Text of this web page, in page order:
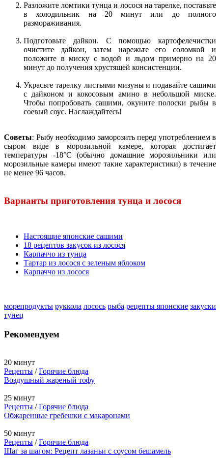
Разложите ломтики тунца и лосося на тарелке, поставьте
в холодильник на 20 минут или до полного
размораживания.
Подготовьте дайкон. С помощью картофелечистки
очистите дайкон, затем нарежьте его соломкой и
положите в миску с водой и льдом примерно на 20
минут до получения хрустящей консистенции.
Украсьте тарелку листьями мизуны и подавайте сашими
с дайконом и кокосовым амино в небольшой миске.
Чтобы попробовать сашими, окуните полоски рыбы в
соевый соус. Наслаждайтесь!
Советы: Рыбу необходимо заморозить перед употреблением в
сыром виде в морозильной камере, которая достигает
температуры -18°C (обычно домашние морозильники или
морозильные камеры имеют такие характеристики) в течение
не менее 96 часов.
Варианты приготовления тунца и лосося
Настоящие японские сашими
18 рецептов закусок из лосося
Карпаччо из тунца
Тартар из лосося с зеленым яблоком
Карпаччо из лосося
морепродукты руккола лосось рыба рецепты японские закуски
тунец
Рекомендуем
20 минут
Рецепты /Горячие блюда
Воздушный жареный тофу
25 минут
Рецепты /Горячие блюда
Обжаренные гребешки с макаронами
50 минут
Рецепты /Горячие блюда
Шаг за шагом: Рецепт лазаньи с соусом бешамель